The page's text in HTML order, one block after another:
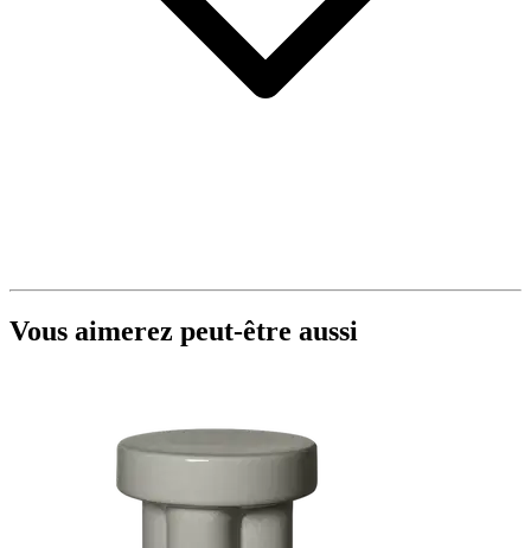
Vous aimerez peut-être aussi